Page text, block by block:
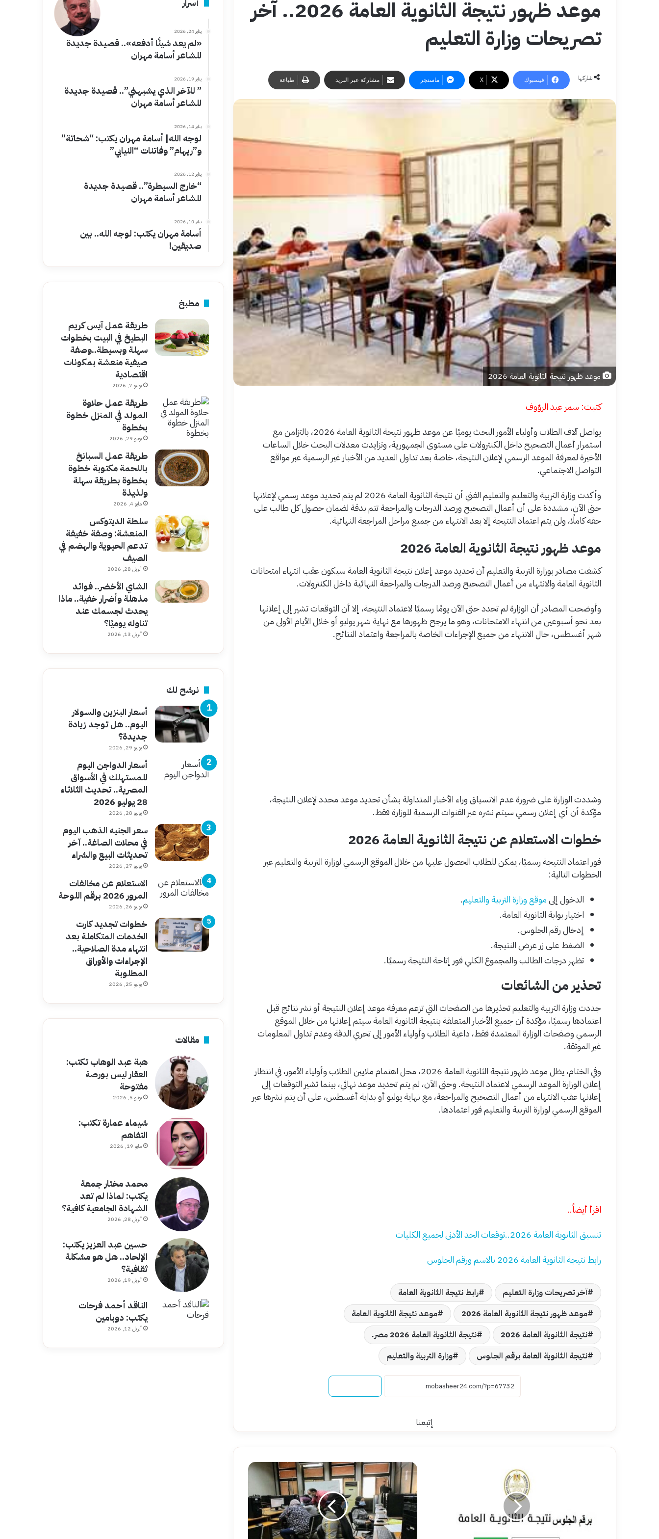
موعد ظهور نتيجة الثانوية العامة 2026.. آخر
تصريحات وزارة التعليم
شاركها فيسبوك ‫X ماسنجر مشاركة عبر البريد طباعة
موعد ظهور نتيجة الثانوية العامة 2026
كتبت: سمر عبد الرؤوف
يواصل آلاف الطلاب وأولياء الأمور البحث يوميًا عن موعد ظهور نتيجة الثانوية العامة 2026، بالتزامن مع
استمرار أعمال التصحيح داخل الكنترولات على مستوى الجمهورية، وتزايدت معدلات البحث خلال الساعات
الأخيرة لمعرفة الموعد الرسمي لإعلان النتيجة، خاصة بعد تداول العديد من الأخبار غير الرسمية عبر مواقع
التواصل الاجتماعي.
وأكدت وزارة التربية والتعليم والتعليم الفني أن نتيجة الثانوية العامة 2026 لم يتم تحديد موعد رسمي لإعلانها
حتى الآن، مشددة على أن أعمال التصحيح ورصد الدرجات والمراجعة تتم بدقة لضمان حصول كل طالب على
حقه كاملًا، ولن يتم اعتماد النتيجة إلا بعد الانتهاء من جميع مراحل المراجعة النهائية.
موعد ظهور نتيجة الثانوية العامة 2026
كشفت مصادر بوزارة التربية والتعليم أن تحديد موعد إعلان نتيجة الثانوية العامة سيكون عقب انتهاء امتحانات
الثانوية العامة والانتهاء من أعمال التصحيح ورصد الدرجات والمراجعة النهائية داخل الكنترولات.
وأوضحت المصادر أن الوزارة لم تحدد حتى الآن يومًا رسميًا لاعتماد النتيجة، إلا أن التوقعات تشير إلى إعلانها
بعد نحو أسبوعين من انتهاء الامتحانات، وهو ما يرجح ظهورها مع نهاية شهر يوليو أو خلال الأيام الأولى من
شهر أغسطس، حال الانتهاء من جميع الإجراءات الخاصة بالمراجعة واعتماد النتائج.
وشددت الوزارة على ضرورة عدم الانسياق وراء الأخبار المتداولة بشأن تحديد موعد محدد لإعلان النتيجة،
مؤكدة أن أي إعلان رسمي سيتم نشره عبر القنوات الرسمية للوزارة فقط.
خطوات الاستعلام عن نتيجة الثانوية العامة 2026
فور اعتماد النتيجة رسميًا، يمكن للطلاب الحصول عليها من خلال الموقع الرسمي لوزارة التربية والتعليم عبر
الخطوات التالية:
الدخول إلىموقع وزارة التربية والتعليم.
اختيار بوابة الثانوية العامة.
إدخال رقم الجلوس.
الضغط على زر عرض النتيجة.
تظهر درجات الطالب والمجموع الكلي فور إتاحة النتيجة رسميًا.
تحذير من الشائعات
جددت وزارة التربية والتعليم تحذيرها من الصفحات التي تزعم معرفة موعد إعلان النتيجة أو نشر نتائج قبل
اعتمادها رسميًا، مؤكدة أن جميع الأخبار المتعلقة بنتيجة الثانوية العامة سيتم إعلانها من خلال الموقع
الرسمي وصفحات الوزارة المعتمدة فقط، داعية الطلاب وأولياء الأمور إلى تحري الدقة وعدم تداول المعلومات
غير الموثقة.
وفي الختام، يظل موعد ظهور نتيجة الثانوية العامة 2026، محل اهتمام ملايين الطلاب وأولياء الأمور، في انتظار
إعلان الوزارة الموعد الرسمي لاعتماد النتيجة. وحتى الآن، لم يتم تحديد موعد نهائي، بينما تشير التوقعات إلى
إعلانها عقب الانتهاء من أعمال التصحيح والمراجعة، مع نهاية يوليو أو بداية أغسطس، على أن يتم نشرها عبر
الموقع الرسمي لوزارة التربية والتعليم فور اعتمادها.
اقرأ أيضاً..
تنسيق الثانوية العامة 2026..توقعات الحد الأدنى لجميع الكليات
رابط نتيجة الثانوية العامة 2026 بالاسم ورقم الجلوس
آخر تصريحات وزارة التعليم
رابط نتيجة الثانوية العامة
موعد ظهور نتيجة الثانوية العامة 2026
موعد نتيجة الثانوية العامة
نتيجة الثانوية العامة 2026
نتيجة الثانوية العامة 2026 مصر.
نتيجة الثانوية العامة برقم الجلوس
وزارة التربية والتعليم
إتبعنا
بالاسم
ورقم
أخطاء
يقع
فيها
الطلاب
عند
تسجيل
رغبات
أسرار
يناير 24, 2026
«لم يعد شيئًا أدفعه».. قصيدة جديدة
للشاعر أسامة مهران
يناير 19, 2026
” للآخر الذي يشبهني”.. قصيدة جديدة
للشاعر أسامة مهران
يناير 14, 2026
لوجه الله| أسامة مهران يكتب: “شحاتة”
و”ريهام” وفاتنات “النيابي”
يناير 12, 2026
“خارج السيطرة”.. قصيدة جديدة
للشاعر أسامة مهران
يناير 10, 2026
أسامة مهران يكتب: لوجه الله.. بين
صديقين!
مطبخ
طريقة عمل آيس كريم
البطيخ في البيت بخطوات
سهلة وبسيطة..وصفة
صيفية منعشة بمكونات
اقتصادية
يوليو 7, 2026
طريقة عمل حلاوة
المولد في المنزل خطوة
بخطوة
يونيو 29, 2026
طريقة عمل السبانخ
باللحمة مكتوبة خطوة
بخطوة بطريقة سهلة
ولذيذة
مايو 4, 2026
سلطة الديتوكس
المنعشة: وصفة خفيفة
تدعم الحيوية والهضم في
الصيف
أبريل 28, 2026
الشاي الأخضر.. فوائد
مذهلة وأضرار خفية.. ماذا
يحدث لجسمك عند
تناوله يوميًا؟
أبريل 13, 2026
نرشح لك
أسعار البنزين والسولار
اليوم.. هل توجد زيادة
جديدة؟
يوليو 29, 2026
أسعار الدواجن اليوم
للمستهلك في الأسواق
المصرية.. تحديث الثلاثاء
28 يوليو 2026
يوليو 28, 2026
سعر الجنيه الذهب اليوم
في محلات الصاغة.. آخر
تحديثات البيع والشراء
يوليو 27, 2026
الاستعلام عن مخالفات
المرور 2026 برقم اللوحة
يوليو 26, 2026
خطوات تجديد كارت
الخدمات المتكاملة بعد
انتهاء مدة الصلاحية..
الإجراءات والأوراق
المطلوبة
يوليو 25, 2026
مقالات
هبة عبد الوهاب تكتب:
العقار ليس بورصة
مفتوحة
يونيو 5, 2026
شيماء عمارة تكتب:
التفاهم
مايو 19, 2026
محمد مختار جمعة
يكتب: لماذا لم تعد
الشهادة الجامعية كافية؟
أبريل 28, 2026
حسين عبد العزيز يكتب:
الإلحاد.. هل هو مشكلة
ثقافية؟
أبريل 19, 2026
الناقد أحمد فرحات
يكتب: دوبامين
أبريل 12, 2026